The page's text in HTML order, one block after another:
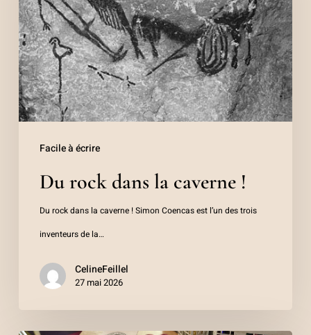
Facile à écrire
la
caverne
!
Du rock dans la caverne !
Du rock dans la caverne ! Simon Coencas est l’un des trois
inventeurs de la…
CelineFeillel
27 mai 2026